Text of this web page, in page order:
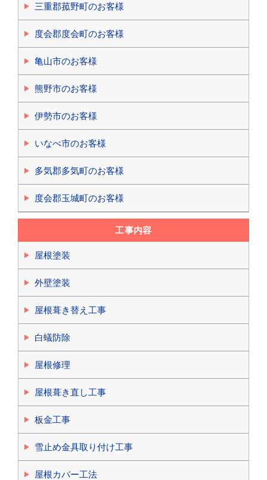
三重郡菰野町のお客様
度会郡度会町のお客様
亀山市のお客様
熊野市のお客様
伊勢市のお客様
いなべ市のお客様
多気郡多気町のお客様
度会郡玉城町のお客様
工事内容
屋根塗装
外壁塗装
屋根葺き替え工事
白蟻防除
屋根修理
屋根葺き直し工事
板金工事
雪止め金具取り付け工事
屋根カバー工法